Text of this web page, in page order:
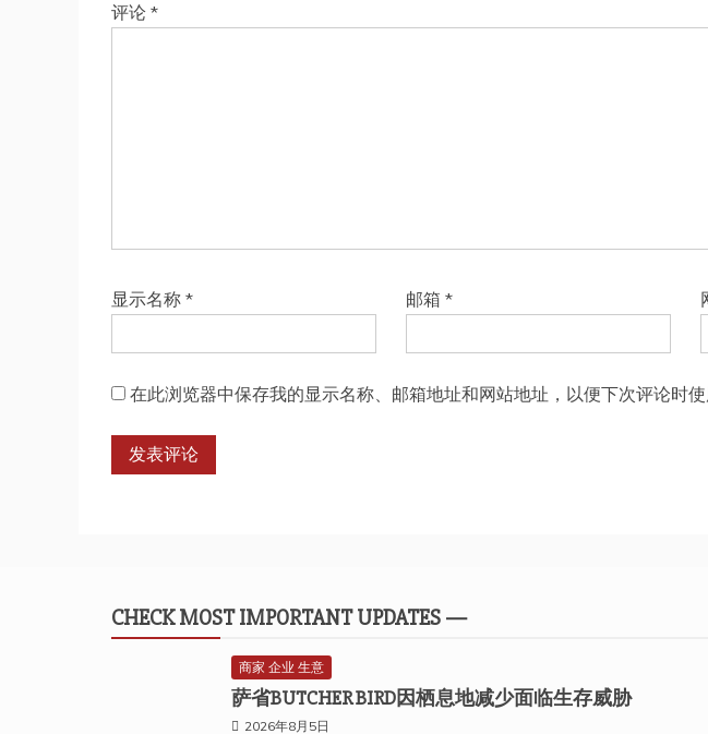
评论 *
显示名称 * 邮箱*
在此浏览器中保存我的显示名称、邮箱地址和网站地址，以便下次评论时使
CHECK MOST IMPORTANT UPDATES —
商家 企业 生意
萨省BUTCHER BIRD因栖息地减少面临生存威胁
2026年8月5日